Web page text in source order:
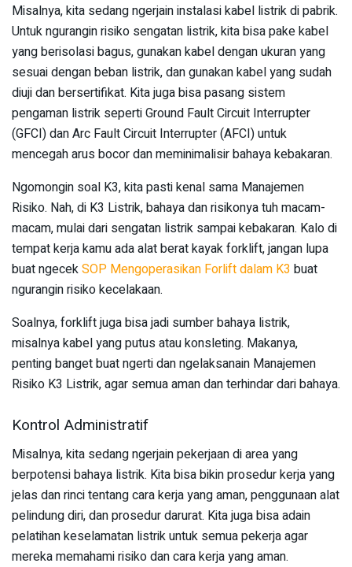
Misalnya, kita sedang ngerjain instalasi kabel listrik di pabrik.
Untuk ngurangin risiko sengatan listrik, kita bisa pake kabel
yang berisolasi bagus, gunakan kabel dengan ukuran yang
sesuai dengan beban listrik, dan gunakan kabel yang sudah
diuji dan bersertifikat. Kita juga bisa pasang sistem
pengaman listrik seperti Ground Fault Circuit Interrupter
(GFCI) dan Arc Fault Circuit Interrupter (AFCI) untuk
mencegah arus bocor dan meminimalisir bahaya kebakaran.
Ngomongin soal K3, kita pasti kenal sama Manajemen
Risiko. Nah, di K3 Listrik, bahaya dan risikonya tuh macam-
macam, mulai dari sengatan listrik sampai kebakaran. Kalo di
tempat kerja kamu ada alat berat kayak forklift, jangan lupa
buat ngecekSOP Mengoperasikan Forlift dalam K3 buat
ngurangin risiko kecelakaan.
Soalnya, forklift juga bisa jadi sumber bahaya listrik,
misalnya kabel yang putus atau konsleting. Makanya,
penting banget buat ngerti dan ngelaksanain Manajemen
Risiko K3 Listrik, agar semua aman dan terhindar dari bahaya.
Kontrol Administratif
Misalnya, kita sedang ngerjain pekerjaan di area yang
berpotensi bahaya listrik. Kita bisa bikin prosedur kerja yang
jelas dan rinci tentang cara kerja yang aman, penggunaan alat
pelindung diri, dan prosedur darurat. Kita juga bisa adain
pelatihan keselamatan listrik untuk semua pekerja agar
mereka memahami risiko dan cara kerja yang aman.